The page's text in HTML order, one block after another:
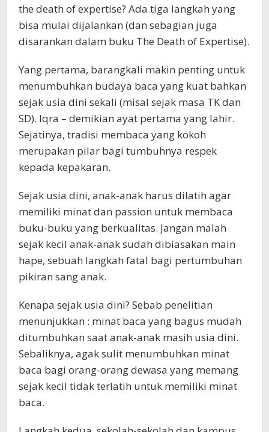
the death of expertise? Ada tiga langkah yang
bisa mulai dijalankan (dan sebagian juga
disarankan dalam buku The Death of Expertise).
Yang pertama, barangkali makin penting untuk
menumbuhkan budaya baca yang kuat bahkan
sejak usia dini sekali (misal sejak masa TK dan
SD). Iqra – demikian ayat pertama yang lahir.
Sejatinya, tradisi membaca yang kokoh
merupakan pilar bagi tumbuhnya respek
kepada kepakaran.
Sejak usia dini, anak-anak harus dilatih agar
memiliki minat dan passion untuk membaca
buku-buku yang berkualitas. Jangan malah
sejak kecil anak-anak sudah dibiasakan main
hape, sebuah langkah fatal bagi pertumbuhan
pikiran sang anak.
Kenapa sejak usia dini? Sebab penelitian
menunjukkan : minat baca yang bagus mudah
ditumbuhkan saat anak-anak masih usia dini.
Sebaliknya, agak sulit menumbuhkan minat
baca bagi orang-orang dewasa yang memang
sejak kecil tidak terlatih untuk memiliki minat
baca.